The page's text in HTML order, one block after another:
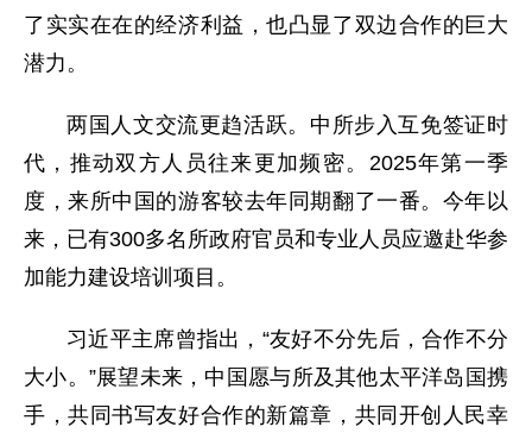
了实实在在的经济利益，也凸显了双边合作的巨大
潜力。
两国人文交流更趋活跃。中所步入互免签证时
代，推动双方人员往来更加频密。2025年第一季
度，来所中国的游客较去年同期翻了一番。今年以
来，已有300多名所政府官员和专业人员应邀赴华参
加能力建设培训项目。
习近平主席曾指出，“友好不分先后，合作不分
大小。”展望未来，中国愿与所及其他太平洋岛国携
手，共同书写友好合作的新篇章，共同开创人民幸